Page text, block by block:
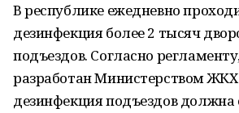
В республике ежедневно
дезинфекция более 2 тысяч
подъездов. Согласно
разработан Министерством ЖКХ
дезинфекция подъездов должна